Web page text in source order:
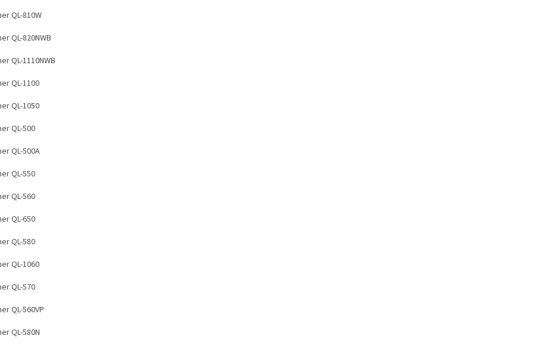
QL-810W
QL-820NWB
QL-1110NWB
QL-1100
QL-1050
QL-500
QL-500A
QL-550
QL-560
QL-650
QL-580
QL-1060
QL-570
QL-560VP
QL-580N